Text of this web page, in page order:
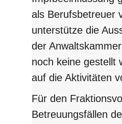
als Berufsbetreuer
unterstütze die
der
noch keine gestellt
auf die Aktivitäten
Für den
Betreuungsfällen